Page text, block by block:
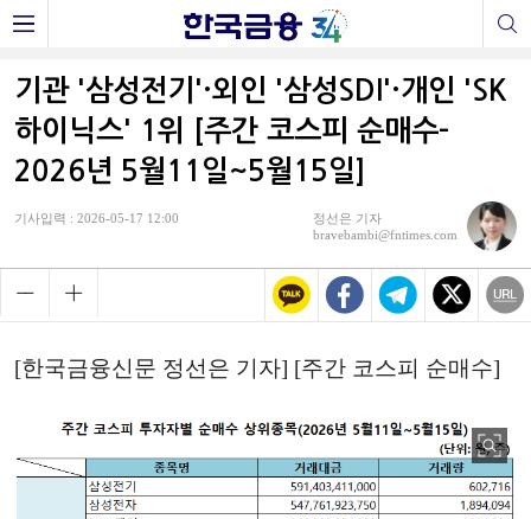
기관 '삼성전기'·외인 '삼성SDI'·개인 'SK
하이닉스' 1위 [주간 코스피 순매수-
2026년 5월11일~5월15일]
기사입력 : 2026-05-17 12:00
정선은 기자
bravebambi@fntimes.com
[한국금융신문 정선은 기자] [주간 코스피 순매수]